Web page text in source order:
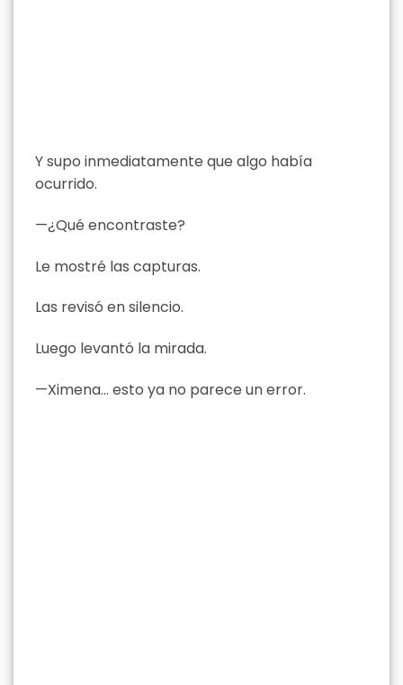
Y supo inmediatamente que algo había
ocurrido.
—¿Qué encontraste?
Le mostré las capturas.
Las revisó en silencio.
Luego levantó la mirada.
—Ximena… esto ya no parece un error.